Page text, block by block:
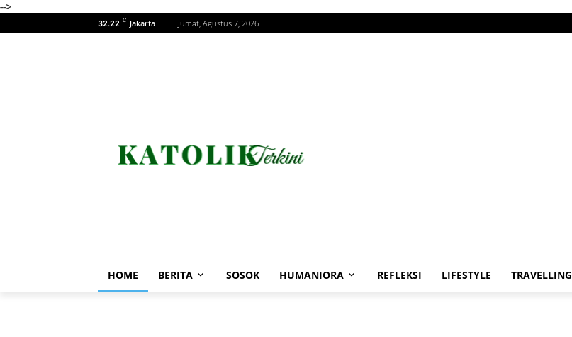
-->
32.22 C Jakarta Jumat, Agustus 7, 2026
HOME BERITA SOSOK HUMANIORA REFLEKSI LIFESTYLE TRAVELLING